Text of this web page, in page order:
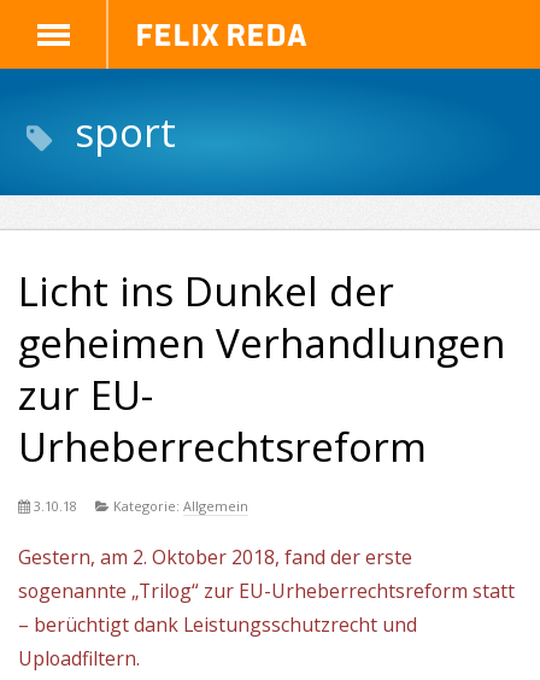
Felix Reda
sport
Licht ins Dunkel der
geheimen Verhandlungen
zur EU-
Urheberrechtsreform
3.10.18 Kategorie:Allgemein
Gestern, am 2. Oktober 2018, fand der erste
sogenannte „Trilog“ zur EU-Urheberrechtsreform statt
– berüchtigt dank Leistungsschutzrecht und
Uploadfiltern.